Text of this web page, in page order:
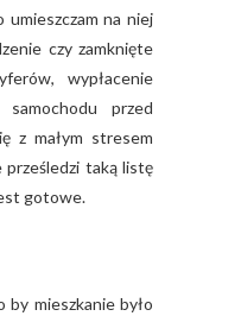
umieszczam na niej
czy zamknięte
wypłacenie
przed
z małym stresem
taką listę
gotowe.
by mieszkanie było